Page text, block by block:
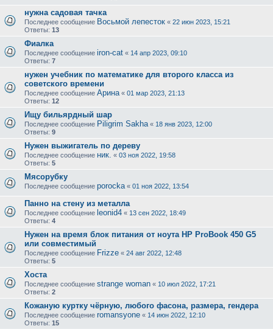
нужна садовая тачка
Последнее сообщение Восьмой лепесток « 22 июн 2023, 15:21
Ответы: 13
Фиалка
Последнее сообщение iron-cat « 14 апр 2023, 09:10
Ответы: 7
нужен учебник по математике для второго класса из
советского времени
Последнее сообщение Арина « 01 мар 2023, 21:13
Ответы: 12
Ищу бильярдный шар
Последнее сообщение Piligrim Sakha « 18 янв 2023, 12:00
Ответы: 9
Нужен выжигатель по дереву
Последнее сообщение ник. « 03 ноя 2022, 19:58
Ответы: 5
Мясорубку
Последнее сообщение porocka « 01 ноя 2022, 13:54
Панно на стену из металла
Последнее сообщение leonid4 « 13 сен 2022, 18:49
Ответы: 4
Нужен на время блок питания от ноута HP ProBook 450 G5
или совместимый
Последнее сообщение Frizze « 24 авг 2022, 12:48
Ответы: 5
Хоста
Последнее сообщение strange woman « 10 июл 2022, 17:21
Ответы: 2
Кожаную куртку чёрную, любого фасона, размера, гендера
Последнее сообщение romansyone « 14 июн 2022, 12:10
Ответы: 15